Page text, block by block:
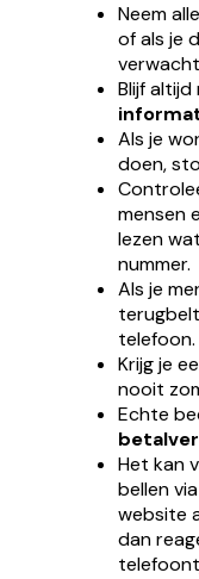
Neem
of als je
Blijf
Als je
doen,
mensen
lezen
nummer.
Als je
telefoon.
Krijg je
nooit
Echte
Het kan
bellen
website
dan